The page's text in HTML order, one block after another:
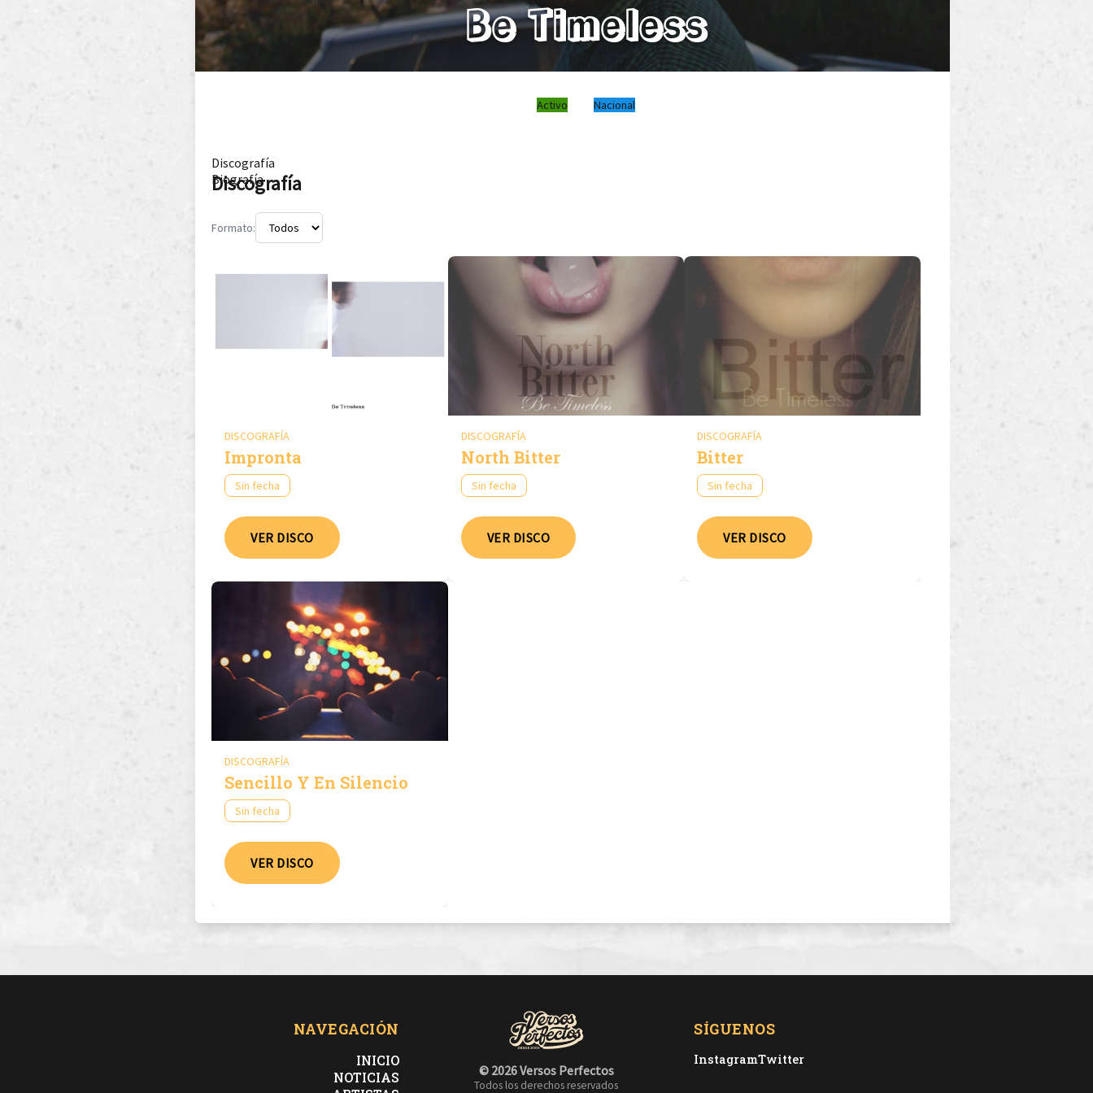
Be Timeless
Activo Nacional
Discografía
Biografía
Discografía
Formato:
DISCOGRAFÍA
Impronta
Sin fecha
VER DISCO
DISCOGRAFÍA
North Bitter
Sin fecha
VER DISCO
DISCOGRAFÍA
Bitter
Sin fecha
VER DISCO
DISCOGRAFÍA
Sencillo Y En Silencio
Sin fecha
VER DISCO
NAVEGACIÓN
INICIO
NOTICIAS
© 2026 Versos Perfectos
Todos los derechos reservados
SÍGUENOS
InstagramTwitter